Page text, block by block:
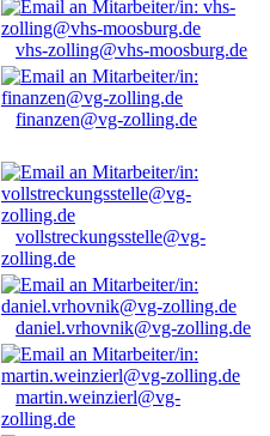
vhs-zolling@vhs-moosburg.de
finanzen@vg-zolling.de
vollstreckungsstelle@vg-
zolling.de
daniel.vrhovnik@vg-zolling.de
martin.weinzierl@vg-
zolling.de